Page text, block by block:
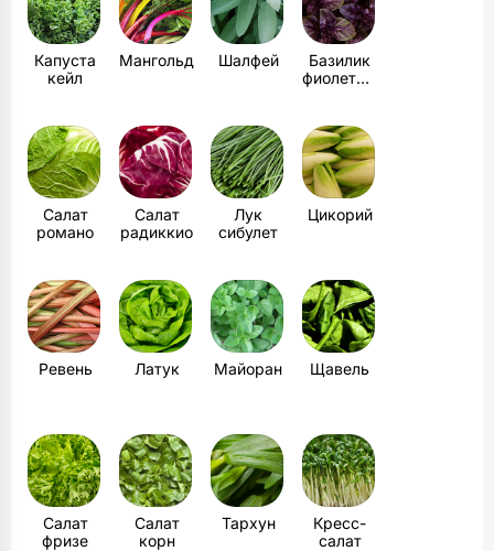
Капуста
кейл
Мангольд Шалфей
Базилик
фиолетовый
Салат
романо
Салат
радиккио
Лук
сибулет
Цикорий
Ревень Латук Майоран Щавель
Салат
фризе
Салат
корн
Тархун
Кресс-
салат